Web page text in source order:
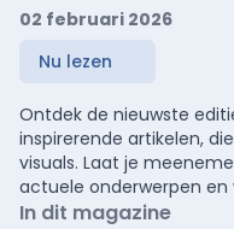
02 februari 2026
Nu lezen
Ontdek de nieuwste
inspirerende artikelen,
visuals. Laat je
actuele onderwerpen en
In dit magazine